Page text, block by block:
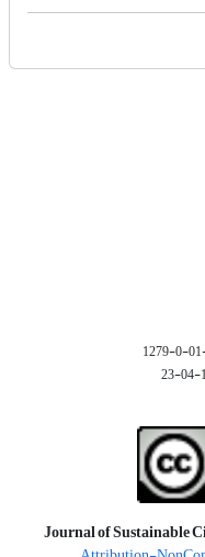
Journal of Sustainable